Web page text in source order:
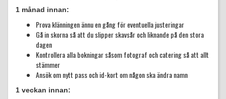
1 månad innan:
Prova klänningen ännu en gång för eventuella justeringar
Gå in skorna så att du slipper skavsår och liknande på den stora
dagen
Kontrollera alla bokningar såsom fotograf och catering så att allt
stämmer
Ansök om nytt pass och id-kort om någon ska ändra namn
1 veckan innan: